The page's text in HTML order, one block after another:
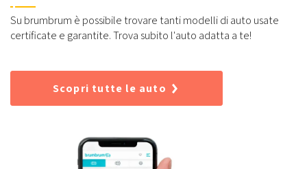
Su brumbrum è possibile trovare tanti modelli di auto usate
certificate e garantite. Trova subito l'auto adatta a te!
Scopri tutte le auto